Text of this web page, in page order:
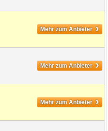
Mehr zum Anbieter ›
Mehr zum Anbieter ›
Mehr zum Anbieter ›